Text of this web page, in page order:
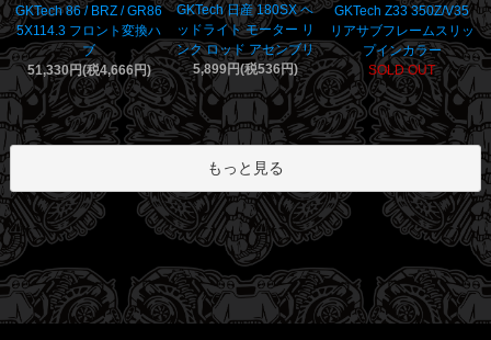
GKTech 86 / BRZ / GR86
5X114.3 フロント変換ハ
ブ
51,330円(税4,666円)
GKTech 日産 180SX ヘ
ッドライト モーター リ
ンク ロッド アセンブリ
5,899円(税536円)
GKTech Z33 350Z/V35
リアサブフレームスリッ
プインカラー
SOLD OUT
もっと見る